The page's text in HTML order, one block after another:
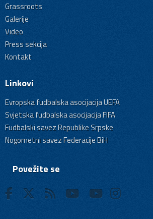
Grassroots
Galerije
Video
Press sekcija
Kontakt
Linkovi
Evropska fudbalska asocijacija UEFA
Svjetska fudbalska asocijacija FIFA
Fudbalski savez Republike Srpske
Nogometni savez Federacije BiH
Povežite se